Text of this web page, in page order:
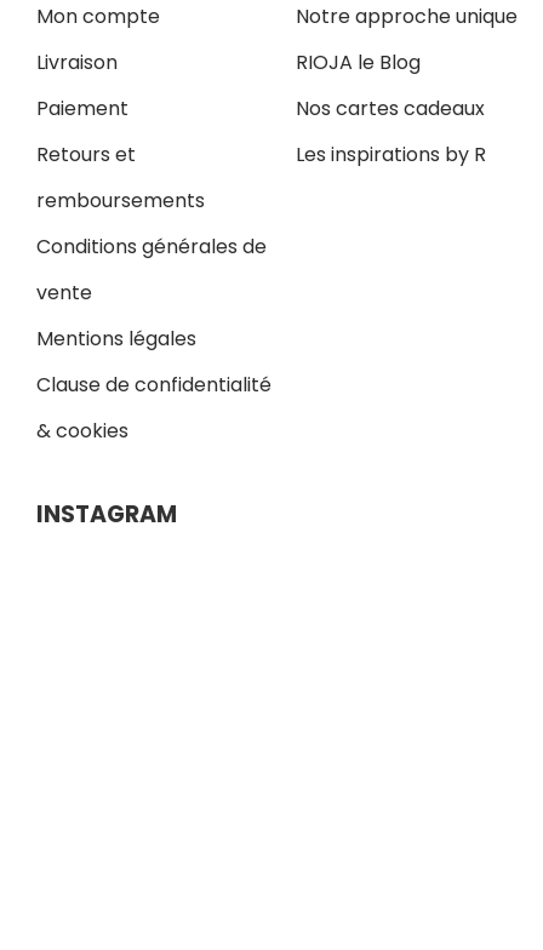
Mon compte
Livraison
Paiement
Retours et
remboursements
Conditions générales de
vente
Mentions légales
Clause de confidentialité
& cookies
Notre approche unique
RIOJA le Blog
Nos cartes cadeaux
Les inspirations by R
INSTAGRAM